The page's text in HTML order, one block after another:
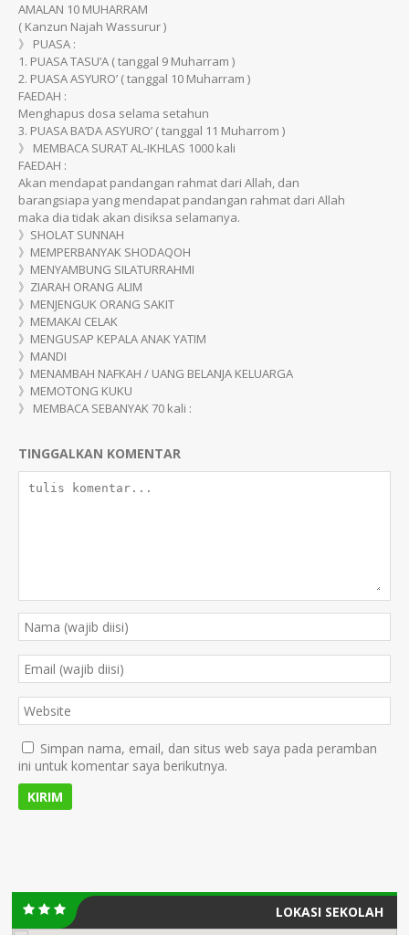
AMALAN 10 MUHARRAM
( Kanzun Najah Wassurur )
》 PUASA :
1. PUASA TASU’A ( tanggal 9 Muharram )
2. PUASA ASYURO’ ( tanggal 10 Muharram )
FAEDAH :
Menghapus dosa selama setahun
3. PUASA BA’DA ASYURO’ ( tanggal 11 Muharrom )
》 MEMBACA SURAT AL-IKHLAS 1000 kali
FAEDAH :
Akan mendapat pandangan rahmat dari Allah, dan
barangsiapa yang mendapat pandangan rahmat dari Allah
maka dia tidak akan disiksa selamanya.
》SHOLAT SUNNAH
》MEMPERBANYAK SHODAQOH
》MENYAMBUNG SILATURRAHMI
》ZIARAH ORANG ALIM
》MENJENGUK ORANG SAKIT
》MEMAKAI CELAK
》MENGUSAP KEPALA ANAK YATIM
》MANDI
》MENAMBAH NAFKAH / UANG BELANJA KELUARGA
》MEMOTONG KUKU
》 MEMBACA SEBANYAK 70 kali :
TINGGALKAN KOMENTAR
Simpan nama, email, dan situs web saya pada peramban
ini untuk komentar saya berikutnya.
LOKASI SEKOLAH